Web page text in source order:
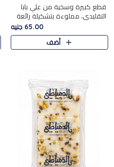
قطع كبيرة وسخية من علي بابا
التقليدي، مملوءة بتشكيلة رائعة
من المكسرات المحمصة المحمرة.
65.00 جنيه
أضف